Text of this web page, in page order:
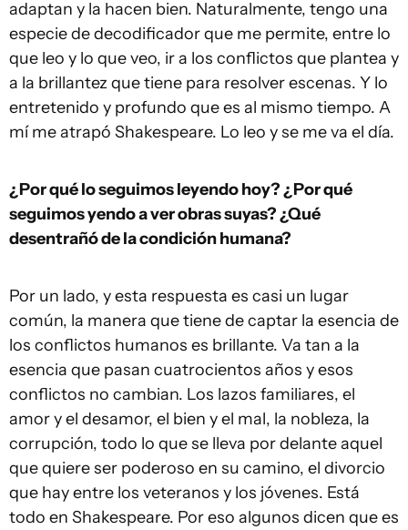
adaptan y la hacen bien. Naturalmente, tengo una
especie de decodificador que me permite, entre lo
que leo y lo que veo, ir a los conflictos que plantea y
a la brillantez que tiene para resolver escenas. Y lo
entretenido y profundo que es al mismo tiempo. A
mí me atrapó Shakespeare. Lo leo y se me va el día.
¿Por qué lo seguimos leyendo hoy? ¿Por qué
seguimos yendo a ver obras suyas? ¿Qué
desentrañó de la condición humana?
Por un lado, y esta respuesta es casi un lugar
común, la manera que tiene de captar la esencia de
los conflictos humanos es brillante. Va tan a la
esencia que pasan cuatrocientos años y esos
conflictos no cambian. Los lazos familiares, el
amor y el desamor, el bien y el mal, la nobleza, la
corrupción, todo lo que se lleva por delante aquel
que quiere ser poderoso en su camino, el divorcio
que hay entre los veteranos y los jóvenes. Está
todo en Shakespeare. Por eso algunos dicen que es